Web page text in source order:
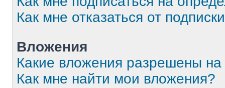
Как мне отказаться от
Вложения
Какие вложения разрешены
Как мне найти мои вложения?